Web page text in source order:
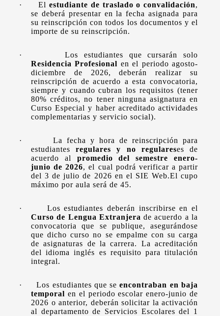
· Elestudiante de traslado o convalidación,
se deberá presentar en la fecha asignada para
su reinscripción con todos los documentos y el
importe de su reinscripción.
·
Los estudiantes que cursarán solo
Residencia Profesional en el periodo agosto-
diciembre de 2026, deberán realizar su
reinscripción de acuerdo a esta convocatoria,
siempre y cuando cubran los requisitos (tener
80% créditos, no tener ninguna asignatura en
Curso Especial y haber acreditado actividades
complementarias y servicio social).
·
La fecha y hora de reinscripción para
estudiantesregulares y no regulareses de
acuerdo al promedio del semestre enero-
junio de 2026, el cual podrá verificar a partir
del 3 de julio de 2026 en el SIE Web.El cupo
máximo por aula será de 45.
·
Los estudiantes deberán inscribirse en el
Curso de Lengua Extranjera de acuerdo a la
convocatoria que se publique, asegurándose
que dicho curso no se empalme con su carga
de asignaturas de la carrera. La acreditación
del idioma inglés es requisito para titulación
integral.
· Los estudiantes que seencontraban en baja
temporal en el periodo escolar enero-junio de
2026 o anterior, deberán solicitar la activación
al departamento de Servicios Escolares del 1